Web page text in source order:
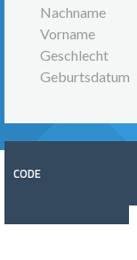
Nachname
Vorname
Geschlecht
Geburtsdatum
CODE